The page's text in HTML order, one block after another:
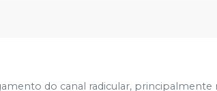
do canal radicular, principalmente